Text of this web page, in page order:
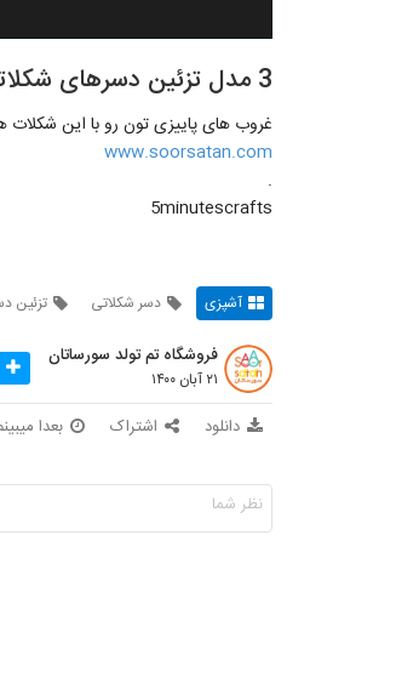
3 مدل تزئین دسرهای شکلاتی
غروب های پاییزی تون رو با این
www.soorsatan.com
.
5minutescrafts
آشپزی دسر شکلاتی تزئین
فروشگاه تم تولد سورساتان
۲۱ آبان ۱۴۰۰
دانلود اشتراک بعدا